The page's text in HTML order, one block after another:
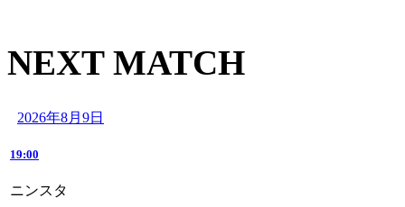
NEXT MATCH
2026年8月9日
19:00
ニンスタ